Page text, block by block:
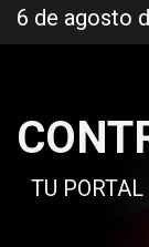
al
6 de agosto
TU